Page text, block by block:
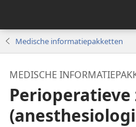
Medische informatiepakketten
MEDISCHE
Perioperatieve